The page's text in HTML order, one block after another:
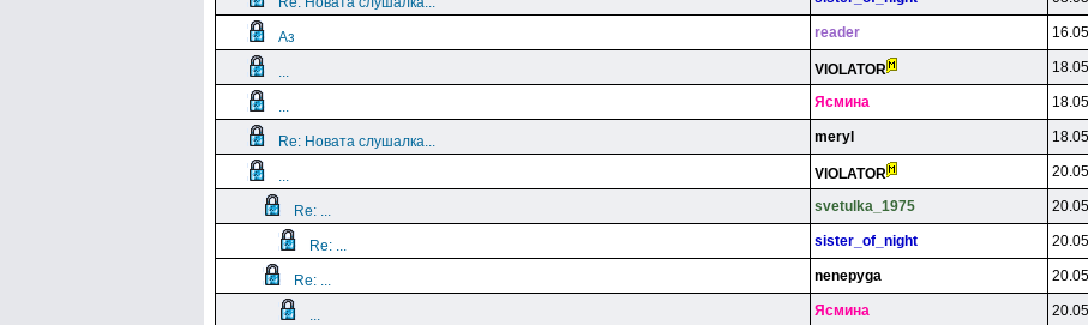
Аз reader
... VlOLATOR
... Яcминa
Re: Новата слушалка... meryl
... VlOLATOR
Re: ... svetulka_1975
Re: ... sister_of_night
Re: ... nenepyga
... Яcминa